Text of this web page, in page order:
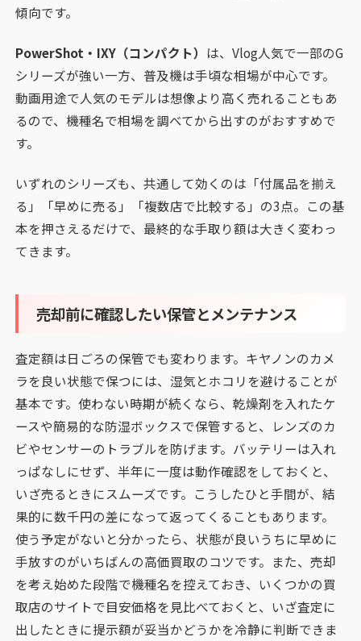
傾向です。
PowerShot・IXY（コンパクト） は、Vlog人気で一部のG
シリーズが強い一方、普及機は手頃な相場が中心です。
動画用途で人気のモデルは想像より高く売れることもあ
るので、機種名で相場を調べてから出すのがおすすめで
す。
いずれのシリーズも、共通して効くのは「付属品を揃え
る」「早めに売る」「複数店で比較する」の3点。この基
本を押さえるだけで、最終的な手取り額は大きく変わっ
てきます。
売却前に確認したい保管とメンテナンス
査定額は日ごろの保管でも変わります。キヤノンのカメ
ラを良い状態で保つには、湿気とホコリを避けることが
基本です。使わない時期が続くなら、乾燥剤を入れたケ
ースや簡易的な防湿ボックスで保管すると、レンズのカ
ビやセンサーのトラブルを防げます。バッテリーは入れ
っぱなしにせず、半年に一度は動作確認をしておくと、
いざ売るときにスムーズです。こうしたひと手間が、結
果的に数千円の差になって返ってくることもあります。
使う予定がないと分かったら、状態が良いうちに早めに
手放すのがいちばんの高価買取のコツです。また、売却
を考え始めた段階で機種名を控えておき、いくつかの買
取店のサイトで目安価格を見比べておくと、いざ査定に
出したときに提示額が妥当かどうかを冷静に判断できま